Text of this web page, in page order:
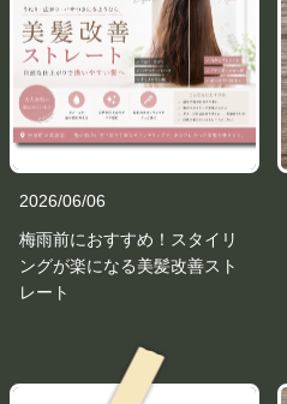
2026/06/06
梅雨前におすすめ！スタイリ
ングが楽になる美髪改善スト
レート